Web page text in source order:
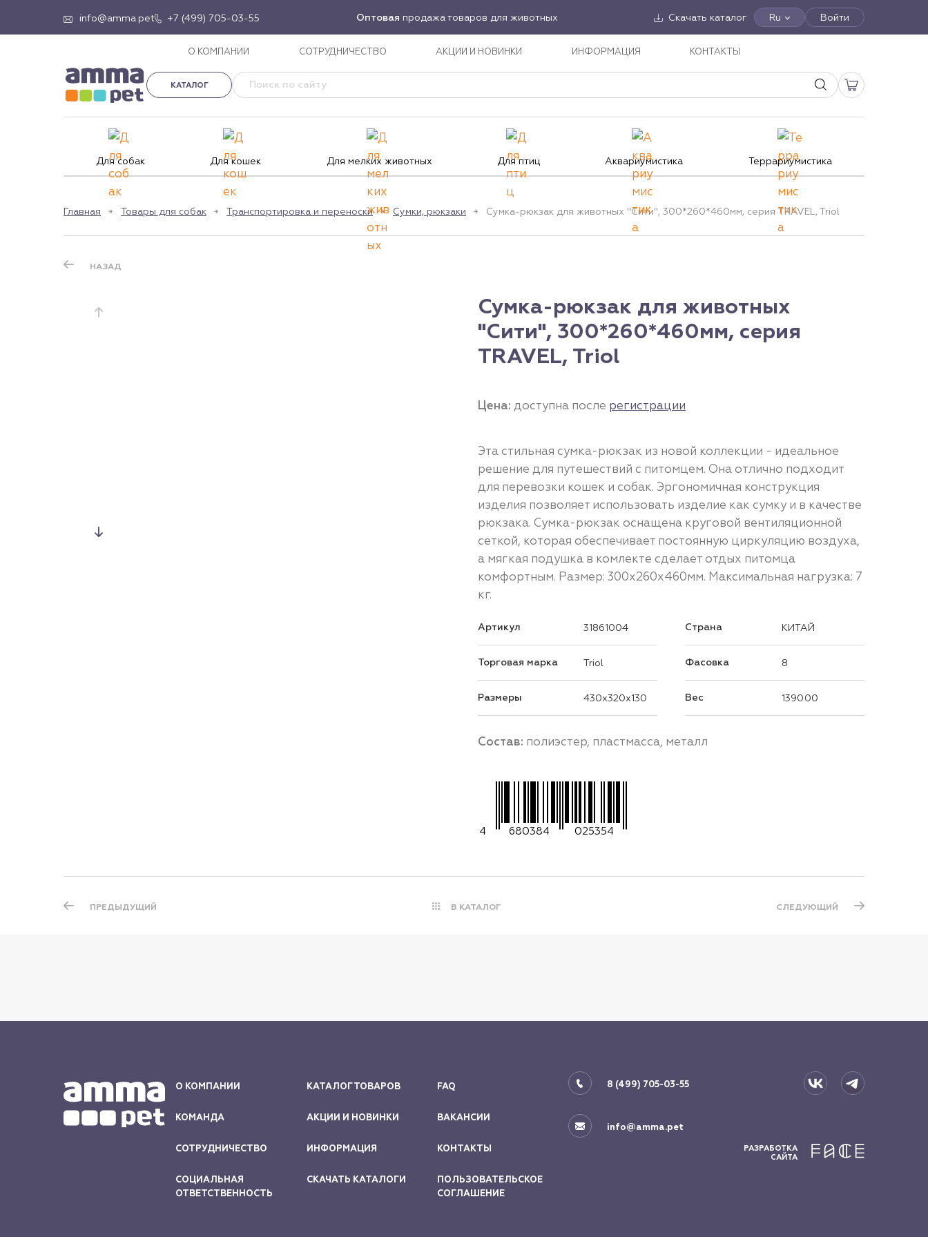
info@amma.pet +7 (499) 705-03-55 Оптовая продажа товаров для животных Скачать каталог Ru Войти
О КОМПАНИИ СОТРУДНИЧЕСТВО АКЦИИ И НОВИНКИ ИНФОРМАЦИЯ КОНТАКТЫ
КАТАЛОГ
Для собак Для кошек Для мелких животных Для птиц Аквариумистика Террариумистика
Главная Товары для собак Транспортировка и переноски Сумки, рюкзаки Сумка-рюкзак для животных "Сити", 300*260*460мм, серия TRAVEL, Triol
НАЗАД
Сумка-рюкзак для животных
"Сити", 300*260*460мм, серия
TRAVEL, Triol
Цена: доступна после регистрации
Эта стильная сумка-рюкзак из новой коллекции - идеальное
решение для путешествий с питомцем. Она отлично подходит
для перевозки кошек и собак. Эргономичная конструкция
изделия позволяет использовать изделие как сумку и в качестве
рюкзака. Сумка-рюкзак оснащена круговой вентиляционной
сеткой, которая обеспечивает постоянную циркуляцию воздуха,
а мягкая подушка в комлекте сделает отдых питомца
комфортным. Размер: 300х260х460мм. Максимальная нагрузка: 7
кг.
Артикул 31861004
Торговая марка Triol
Размеры 430x320x130
Страна КИТАЙ
Фасовка 8
Вес 1390.00
Состав: полиэстер, пластмасса, металл
4 680384 025354
ПРЕДЫДУЩИЙ В КАТАЛОГ СЛЕДУЮЩИЙ
О КОМПАНИИ
КОМАНДА
СОТРУДНИЧЕСТВО
СОЦИАЛЬНАЯ
ОТВЕТСТВЕННОСТЬ
КАТАЛОГ ТОВАРОВ
АКЦИИ И НОВИНКИ
ИНФОРМАЦИЯ
СКАЧАТЬ КАТАЛОГИ
FAQ
ВАКАНСИИ
КОНТАКТЫ
ПОЛЬЗОВАТЕЛЬСКОЕ
СОГЛАШЕНИЕ
8 (499) 705-03-55
info@amma.pet
РАЗРАБОТКА
САЙТА